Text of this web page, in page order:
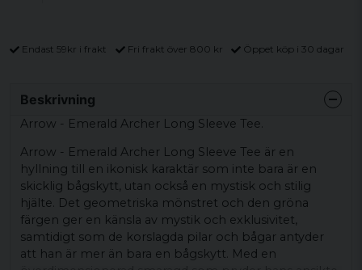
Endast 59kr i frakt Fri frakt över 800 kr Öppet köp i 30 dagar
Beskrivning
Arrow - Emerald Archer Long Sleeve Tee.
Arrow - Emerald Archer Long Sleeve Tee är en
hyllning till en ikonisk karaktär som inte bara är en
skicklig bågskytt, utan också en mystisk och stilig
hjälte. Det geometriska mönstret och den gröna
färgen ger en känsla av mystik och exklusivitet,
samtidigt som de korslagda pilar och bågar antyder
att han är mer än bara en bågskytt. Med en